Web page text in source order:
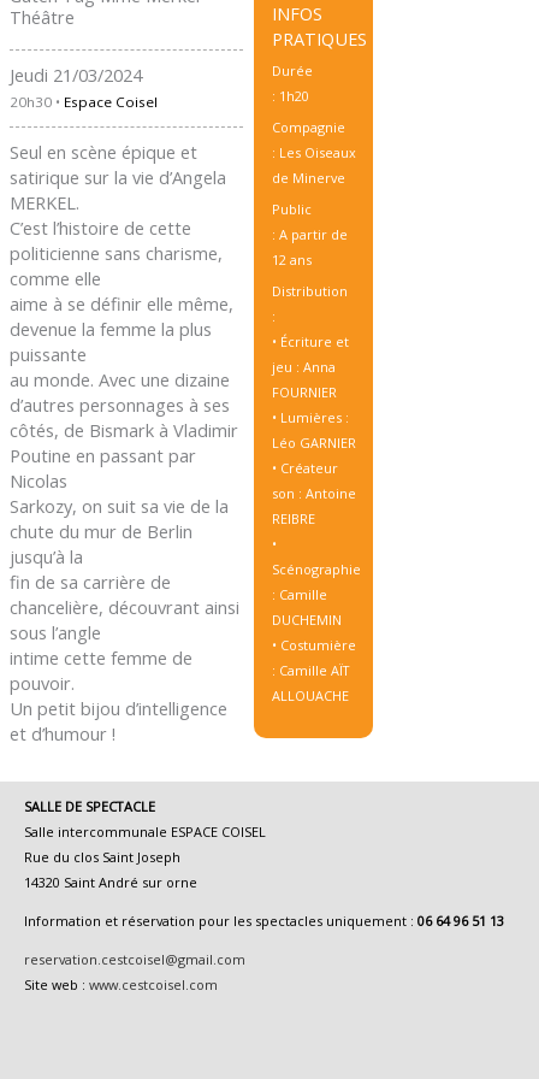
Théâtre
Jeudi 21/03/2024
20h30 • Espace Coisel
Seul en scène épique et
satirique sur la vie d’Angela
MERKEL.
C’est l’histoire de cette
politicienne sans charisme,
comme elle
aime à se définir elle même,
devenue la femme la plus
puissante
au monde. Avec une dizaine
d’autres personnages à ses
côtés, de Bismark à Vladimir
Poutine en passant par
Nicolas
Sarkozy, on suit sa vie de la
chute du mur de Berlin
jusqu’à la
fin de sa carrière de
chancelière, découvrant ainsi
sous l’angle
intime cette femme de
pouvoir.
Un petit bijou d’intelligence
et d’humour !
INFOS
PRATIQUES
Durée
: 1h20
Compagnie
: Les Oiseaux
de Minerve
Public
: A partir de
12 ans
Distribution
:
• Écriture et
jeu : Anna
FOURNIER
• Lumières :
Léo GARNIER
• Créateur
son : Antoine
REIBRE
•
Scénographie
: Camille
DUCHEMIN
• Costumière
: Camille AÏT
ALLOUACHE
SALLE DE SPECTACLE
Salle intercommunale ESPACE COISEL
Rue du clos Saint Joseph
14320 Saint André sur orne
Information et réservation pour les spectacles uniquement : 06 64 96 51 13
reservation.cestcoisel@gmail.com
Site web : www.cestcoisel.com